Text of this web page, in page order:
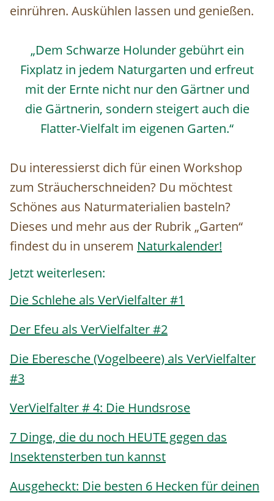
einrühren. Auskühlen lassen und genießen.
„Dem Schwarze Holunder gebührt ein
Fixplatz in jedem Naturgarten und erfreut
mit der Ernte nicht nur den Gärtner und
die Gärtnerin, sondern steigert auch die
Flatter-Vielfalt im eigenen Garten.“
Du interessierst dich für einen Workshop
zum Sträucherschneiden? Du möchtest
Schönes aus Naturmaterialien basteln?
Dieses und mehr aus der Rubrik „Garten“
findest du in unserem Naturkalender!
Jetzt weiterlesen:
Die Schlehe als VerVielfalter #1
Der Efeu als VerVielfalter #2
Die Eberesche (Vogelbeere) als VerVielfalter
#3
VerVielfalter # 4: Die Hundsrose
7 Dinge, die du noch HEUTE gegen das
Insektensterben tun kannst
Ausgeheckt: Die besten 6 Hecken für deinen